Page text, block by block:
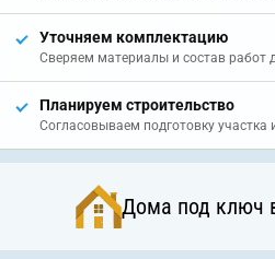
Уточняем комплектацию
Сверяем материалы и состав работ
Планируем строительство
Согласовываем подготовку участка
Дома под ключ